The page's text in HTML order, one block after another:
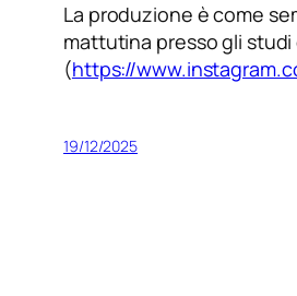
La produzione è come
mattutina presso gli studi
(https://
19/12/2025